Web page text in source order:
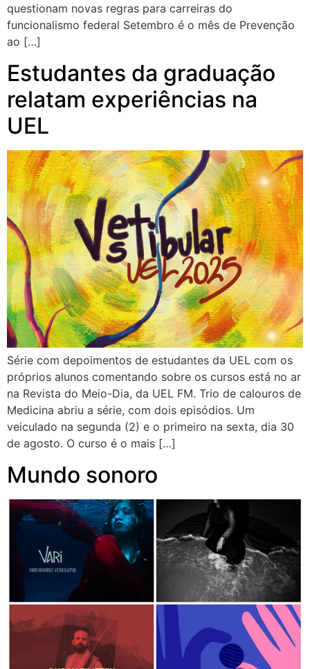
questionam novas regras para carreiras do
funcionalismo federal Setembro é o mês de Prevenção
ao […]
Estudantes da graduação
relatam experiências na
UEL
Série com depoimentos de estudantes da UEL com os
próprios alunos comentando sobre os cursos está no ar
na Revista do Meio-Dia, da UEL FM. Trio de calouros de
Medicina abriu a série, com dois episódios. Um
veiculado na segunda (2) e o primeiro na sexta, dia 30
de agosto. O curso é o mais […]
Mundo sonoro